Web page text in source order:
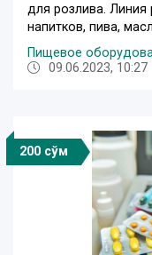
для розлива. Линия
напитков, пива,
Пищевое
09.06.2023, 10:27
200 сўм